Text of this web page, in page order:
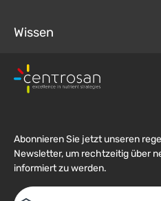
Wissen
Abonnieren Sie jetzt unseren
Newsletter, um rechtzeitig über
informiert zu werden.
E-Mail-Adresse*